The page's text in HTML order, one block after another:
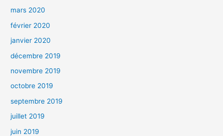
mars 2020
février 2020
janvier 2020
décembre 2019
novembre 2019
octobre 2019
septembre 2019
juillet 2019
juin 2019